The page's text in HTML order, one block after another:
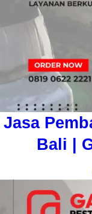
Jasa
Bali |